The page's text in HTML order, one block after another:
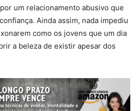
um relacionamento abusivo que
Ainda assim, nada impediu
como os jovens que um dia
a beleza de existir apesar dos